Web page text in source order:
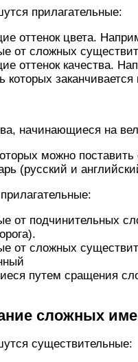
прилагательные:
оттенок цвета.
от сложных
оттенок качества.
которых
начинающиеся на
можно
(русский и
от подчинительных
от сложных
путем сращения
сложных
существительные: